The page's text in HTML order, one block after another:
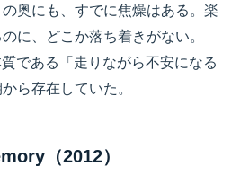
奥にも、すでに焦燥はある。楽
に、どこか落ち着きがない。
である「走りながら不安になる
ら存在していた。
（2012）